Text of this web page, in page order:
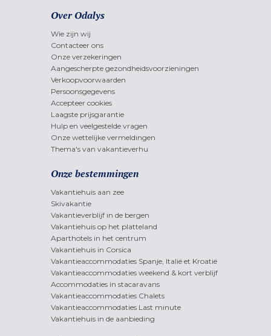
Over Odalys
Wie zijn wij
Contacteer ons
Onze verzekeringen
Aangescherpte gezondheidsvoorzieningen
Verkoopvoorwaarden
Persoonsgegevens
Accepteer cookies
Laagste prijsgarantie
Hulp en veelgestelde vragen
Onze wettelijke vermeldingen
Thema's van vakantieverhu
Onze bestemmingen
Vakantiehuis aan zee
Skivakantie
Vakantieverblijf in de bergen
Vakantiehuis op het platteland
Aparthotels in het centrum
Vakantiehuis in Corsica
Vakantieaccommodaties Spanje, Italië et Kroatië
Vakantieaccommodaties weekend & kort verblijf
Accommodaties in stacaravans
Vakantieaccommodaties Chalets
Vakantieaccommodaties Last minute
Vakantiehuis in de aanbieding